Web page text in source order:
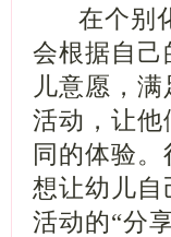
在个别化
会根据自己
儿意愿，
活动，让
同的体验
想让幼儿自
活动的“分